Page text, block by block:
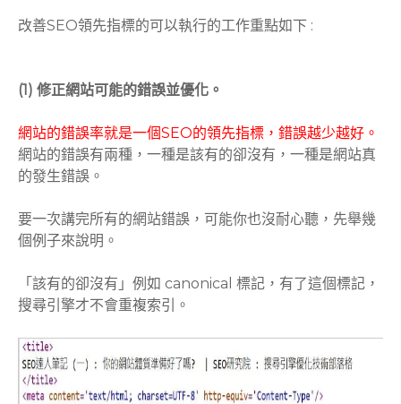
改善SEO領先指標的可以執行的工作重點如下 :
(1) 修正網站可能的錯誤並優化。
網站的錯誤率就是一個SEO的領先指標，錯誤越少越好。
網站的錯誤有兩種，一種是該有的卻沒有，一種是網站真
的發生錯誤。
要一次講完所有的網站錯誤，可能你也沒耐心聽，先舉幾
個例子來說明。
「該有的卻沒有」例如 canonical 標記，有了這個標記，
搜尋引擎才不會重複索引。